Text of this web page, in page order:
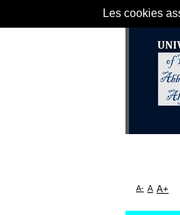
Les cookies
العلوم الاقتصادية و
A- A A+